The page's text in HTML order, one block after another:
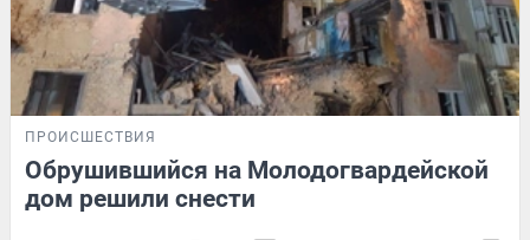
ПРОИСШЕСТВИЯ
Обрушившийся на Молодогвардейской
дом решили снести